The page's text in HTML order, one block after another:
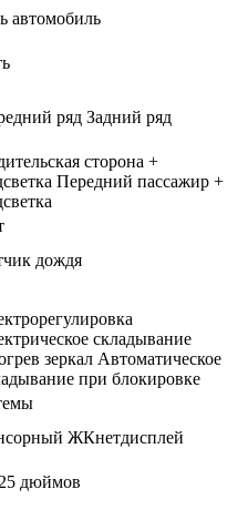
автомобиль
ряд Задний ряд
сторона +
Передний пассажир +
дождя
складывание
зеркал Автоматическое
при блокировке
ЖКнетдисплей
дюймов